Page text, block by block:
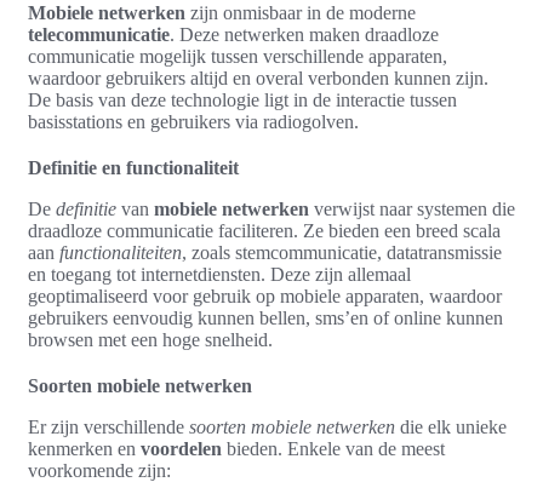
Mobiele netwerken zijn onmisbaar in de moderne
telecommunicatie. Deze netwerken maken draadloze
communicatie mogelijk tussen verschillende apparaten,
waardoor gebruikers altijd en overal verbonden kunnen zijn.
De basis van deze technologie ligt in de interactie tussen
basisstations en gebruikers via radiogolven.
Definitie en functionaliteit
De definitie van mobiele netwerken verwijst naar systemen die
draadloze communicatie faciliteren. Ze bieden een breed scala
aan functionaliteiten, zoals stemcommunicatie, datatransmissie
en toegang tot internetdiensten. Deze zijn allemaal
geoptimaliseerd voor gebruik op mobiele apparaten, waardoor
gebruikers eenvoudig kunnen bellen, sms’en of online kunnen
browsen met een hoge snelheid.
Soorten mobiele netwerken
Er zijn verschillende soorten mobiele netwerken die elk unieke
kenmerken en voordelen bieden. Enkele van de meest
voorkomende zijn: